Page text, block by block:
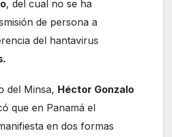
, del cual no se ha
de persona a
del hantavirus
del Minsa, Héctor Gonzalo
que en Panamá el
en dos formas